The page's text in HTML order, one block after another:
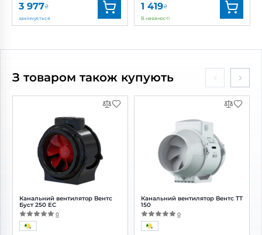
3 977₴
закінчується
Артикул: 0688295226
Потужність:
7.5 Вт
1 419₴
В наявності
Артикул: 0688045358
150 мм
Потужність:
З товаром також купують
Канальний вентилятор Вентс
Буст 250 ЕС
0
Канальний вентилятор Вентс ТТ
150
0